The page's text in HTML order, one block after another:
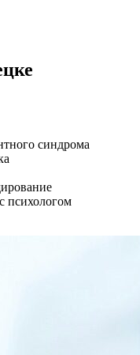
синдрома
психологом